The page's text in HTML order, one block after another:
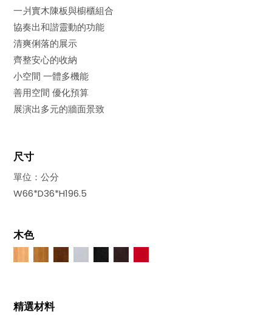
一爿實木陳板與櫥櫃組合
協奏出和諧靈動的功能
清爽俐落的展示
齊整安心的收納
小空間 一體多機能
善用空間 優化預算
展演出多元的牆面景致
尺寸
單位：公分
W66*D36*H196.5
木色
精選材料